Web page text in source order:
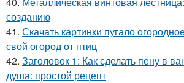
созданию
41. Скачать картинки пугало
свой огород от птиц
42. Заголовок 1: Как сделать пену в
душа: простой рецепт